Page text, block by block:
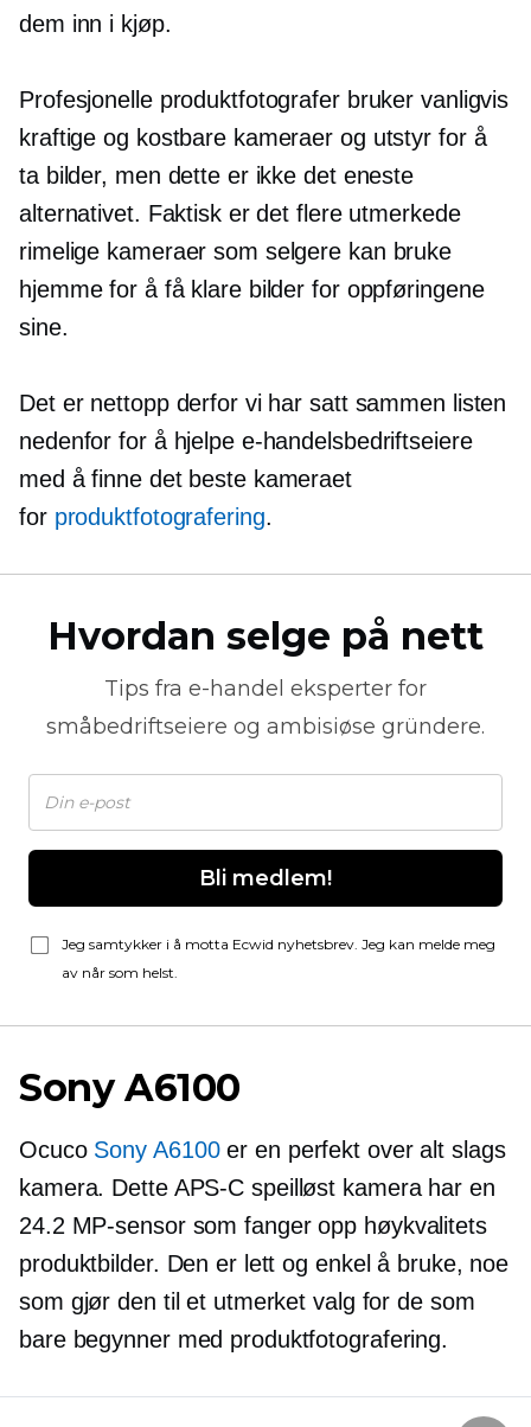
dem inn i kjøp.
Profesjonelle produktfotografer bruker vanligvis
kraftige og kostbare kameraer og utstyr for å
ta bilder, men dette er ikke det eneste
alternativet. Faktisk er det flere utmerkede
rimelige kameraer som selgere kan bruke
hjemme for å få klare bilder for oppføringene
sine.
Det er nettopp derfor vi har satt sammen listen
nedenfor for å hjelpe e-handelsbedriftseiere
med å finne det beste kameraet
for produktfotografering.
Hvordan selge på nett
Tips fra e-handel eksperter for
småbedriftseiere og ambisiøse gründere.
Bli medlem!
Jeg samtykker i å motta Ecwid nyhetsbrev. Jeg kan melde meg
av når som helst.
Sony A6100
Ocuco Sony A6100er en perfekt over alt slags
kamera. Dette APS-C speilløst kamera har en
24.2 MP-sensor som fanger opp høykvalitets
produktbilder. Den er lett og enkel å bruke, noe
som gjør den til et utmerket valg for de som
bare begynner med produktfotografering.